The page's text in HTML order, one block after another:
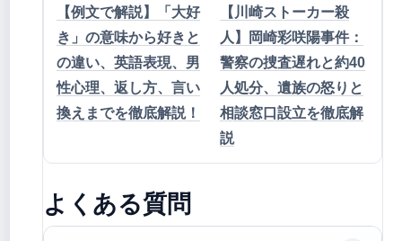
【例文で解説】「大好
き」の意味から好きと
の違い、英語表現、男
性心理、返し方、言い
換えまでを徹底解説！
【川崎ストーカー殺
人】岡崎彩咲陽事件：
警察の捜査遅れと約40
人処分、遺族の怒りと
相談窓口設立を徹底解
説
よくある質問